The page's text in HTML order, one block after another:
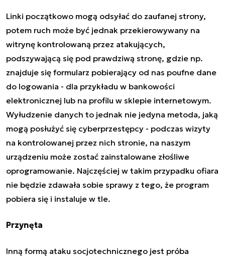
Linki początkowo mogą odsyłać do zaufanej strony,
potem ruch może być jednak przekierowywany na
witrynę kontrolowaną przez atakujących,
podszywającą się pod prawdziwą stronę, gdzie np.
znajduje się formularz pobierający od nas poufne dane
do logowania - dla przykładu w bankowości
elektronicznej lub na profilu w sklepie internetowym.
Wyłudzenie danych to jednak nie jedyna metoda, jaką
mogą posłużyć się cyberprzestępcy - podczas wizyty
na kontrolowanej przez nich stronie, na naszym
urządzeniu może zostać zainstalowane złośliwe
oprogramowanie. Najczęściej w takim przypadku ofiara
nie będzie zdawała sobie sprawy z tego, że program
pobiera się i instaluje w tle.
Przynęta
Inną formą ataku socjotechnicznego jest próba